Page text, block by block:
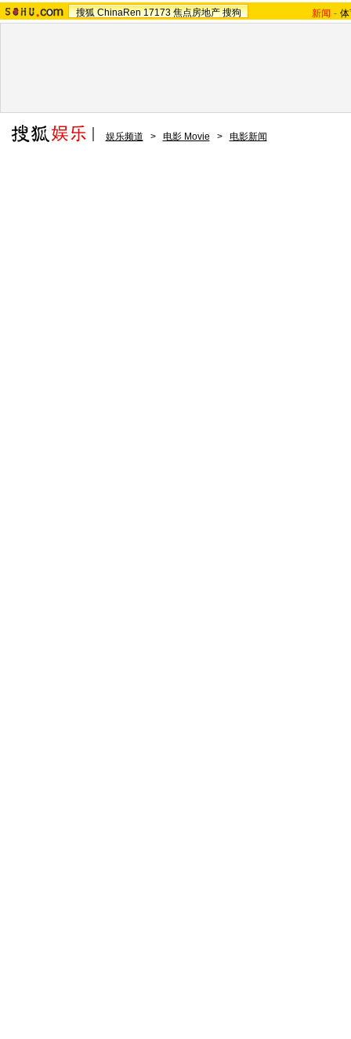
搜狐 ChinaRen 17173 焦点房地产 搜狗 新闻 -
娱乐频道 > 电影 Movie > 电影新闻